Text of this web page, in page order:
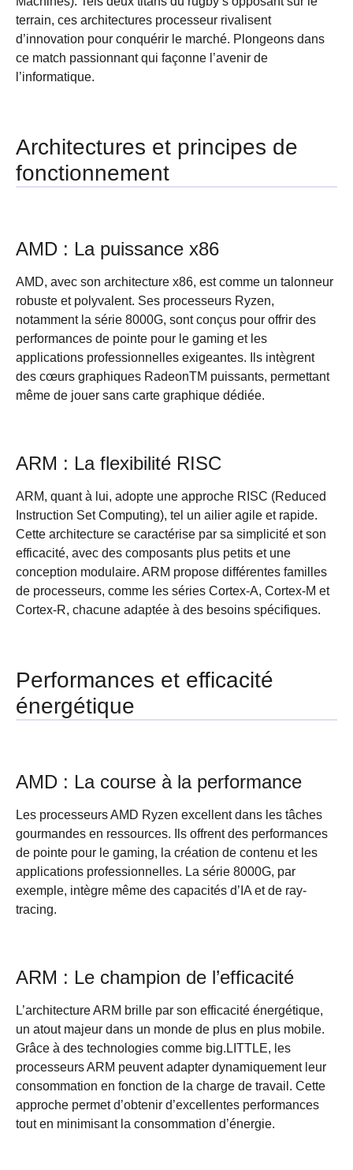
terrain, ces architectures processeur rivalisent
d’innovation pour conquérir le marché. Plongeons dans
ce match passionnant qui façonne l’avenir de
l’informatique.
Architectures et principes de
fonctionnement
AMD : La puissance x86
AMD, avec son architecture x86, est comme un talonneur
robuste et polyvalent. Ses processeurs Ryzen,
notamment la série 8000G, sont conçus pour offrir des
performances de pointe pour le gaming et les
applications professionnelles exigeantes. Ils intègrent
des cœurs graphiques RadeonTM puissants, permettant
même de jouer sans carte graphique dédiée.
ARM : La flexibilité RISC
ARM, quant à lui, adopte une approche RISC (Reduced
Instruction Set Computing), tel un ailier agile et rapide.
Cette architecture se caractérise par sa simplicité et son
efficacité, avec des composants plus petits et une
conception modulaire. ARM propose différentes familles
de processeurs, comme les séries Cortex-A, Cortex-M et
Cortex-R, chacune adaptée à des besoins spécifiques.
Performances et efficacité
énergétique
AMD : La course à la performance
Les processeurs AMD Ryzen excellent dans les tâches
gourmandes en ressources. Ils offrent des performances
de pointe pour le gaming, la création de contenu et les
applications professionnelles. La série 8000G, par
exemple, intègre même des capacités d’IA et de ray-
tracing.
ARM : Le champion de l’efficacité
L’architecture ARM brille par son efficacité énergétique,
un atout majeur dans un monde de plus en plus mobile.
Grâce à des technologies comme big.LITTLE, les
processeurs ARM peuvent adapter dynamiquement leur
consommation en fonction de la charge de travail. Cette
approche permet d’obtenir d’excellentes performances
tout en minimisant la consommation d’énergie.